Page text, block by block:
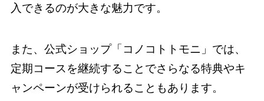
入できるのが大きな魅力です。
また、公式ショップ「コノコトトモニ」では、
定期コースを継続することでさらなる特典やキ
ャンペーンが受けられることもあります。